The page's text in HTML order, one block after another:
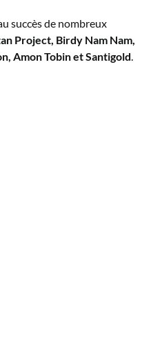
succès de nombreux
Project, Birdy Nam Nam,
Amon Tobin et Santigold